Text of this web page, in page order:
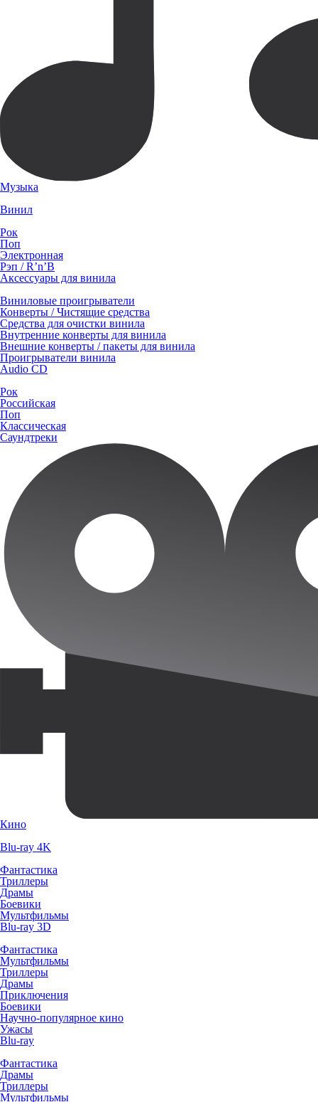
Музыка
Винил
Рок
Поп
Электронная
Рэп / R’n’B
Аксессуары для винила
Виниловые проигрыватели
Конверты / Чистящие средства
Средства для очистки винила
Внутренние конверты для винила
Внешние конверты / пакеты для винила
Проигрыватели винила
Audio CD
Рок
Российская
Поп
Классическая
Саундтреки
Кино
Blu-ray 4K
Фантастика
Триллеры
Драмы
Боевики
Мультфильмы
Blu-ray 3D
Фантастика
Мультфильмы
Триллеры
Драмы
Приключения
Боевики
Научно-популярное кино
Ужасы
Blu-ray
Фантастика
Драмы
Триллеры
Мультфильмы